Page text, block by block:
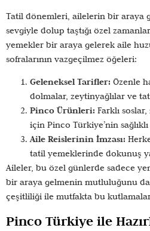
Tatil dönemleri, ailelerin bir araya
sevgiyle dolup taştığı özel
yemekler bir araya gelerek aile
sofralarının vazgeçilmez öğeleri:
Geleneksel Tarifler: Özenle
dolmalar, zeytinyağlılar ve
Pinco Ürünleri: Farklı
için Pinco Türkiye’nin
Aile Reislerinin İmzası:
tatil yemeklerinde dokunuş
Aileler, bu özel günlerde sadece
bir araya gelmenin mutluluğunu
çeşitliliği ile mutfakta bu
Pinco Türkiye ile